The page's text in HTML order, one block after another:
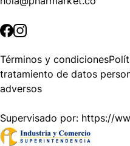
Términos y condiciones
tratamiento de datos
adversos
Supervisado por: https://